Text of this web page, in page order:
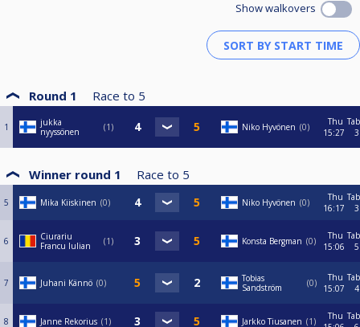
Show walkovers
Round 1 Race to 5
1
jukka
nyyssönen
1 Niko Hyvönen 0
Thu
15:27
3
Winner round 1 Race to 5
5 Mika Kiiskinen 0 Niko Hyvönen 0
Thu
16:17
3
6
Ciurariu
Francu Iulian
1 Konsta Bergman 0
Thu
15:06
5
7 Juhani Kännö 0
Tobias
Sandström
0
Thu
15:07
4
8 Janne Rekorius 1 Jarkko Tiusanen 1
Thu